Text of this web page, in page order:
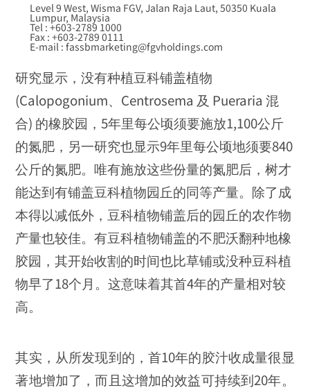
Level 9 West, Wisma FGV, Jalan Raja Laut, 50350 Kuala
Lumpur, Malaysia
Tel : +603-2789 1000
Fax : +603-2789 0111
E-mail : fassbmarketing@fgvholdings.com
研究显示，没有种植豆科铺盖植物
(Calopogonium、 Centrosema 及 Pueraria 混
合) 的橡胶园，5年里每公顷须要施放1,100公斤
的氮肥，另一研究也显示9年里每公顷地须要840
公斤的氮肥。唯有施放这些份量的氮肥后，树才
能达到有铺盖豆科植物园丘的同等产量。除了成
本得以减低外，豆科植物铺盖后的园丘的农作物
产量也较佳。有豆科植物铺盖的不肥沃翻种地橡
胶园，其开始收割的时间也比草铺或没种豆科植
物早了18个月。这意味着其首4年的产量相对较
高。
其实，从所发现到的，首10年的胶汁收成量很显
著地增加了，而且这增加的效益可持续到20年。